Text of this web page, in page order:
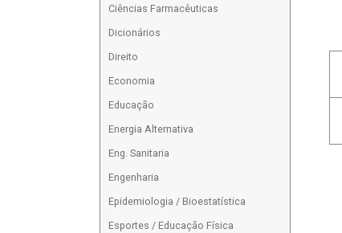
Ciências Farmacêuticas
Dicionários
Direito
Economia
Educação
Energia Alternativa
Eng. Sanitaria
Engenharia
Epidemiologia / Bioestatística
Esportes / Educação Física